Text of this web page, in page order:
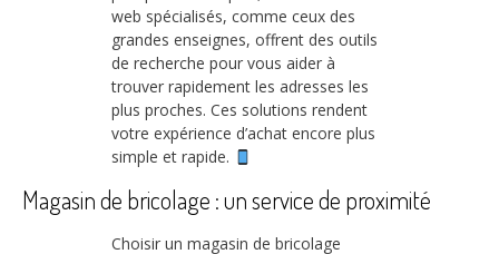
web spécialisés, comme ceux des
grandes enseignes, offrent des outils
de recherche pour vous aider à
trouver rapidement les adresses les
plus proches. Ces solutions rendent
votre expérience d’achat encore plus
simple et rapide.
Magasin de bricolage : un service de proximité
Choisir un magasin de bricolage